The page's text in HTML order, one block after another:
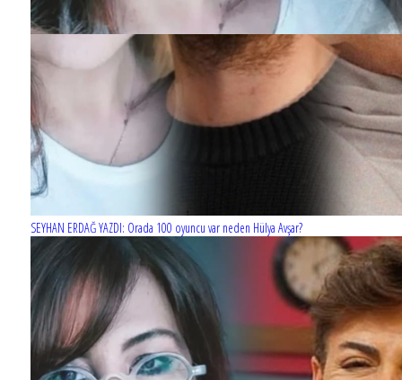
SEYHAN ERDAĞ YAZDI: Orada 100 oyuncu var neden Hülya Avşar?